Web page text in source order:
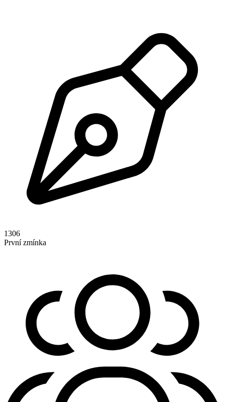
1306
První zmínka